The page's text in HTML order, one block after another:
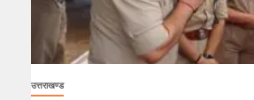
उत्तराखण्ड